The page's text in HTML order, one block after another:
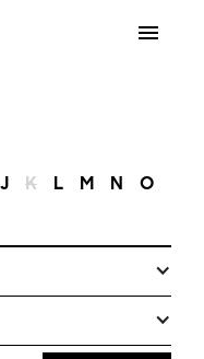
J K L M N O